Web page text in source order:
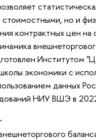
стоимостными, но и
контрактных цен
Институтом
экономики с
данных
НИУ ВШЭ в